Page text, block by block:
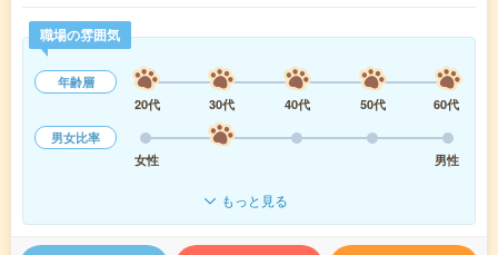
職場の雰囲気
年齢層
20代
30代 40代 50代
60代
男女比率
女性
男性
もっと見る